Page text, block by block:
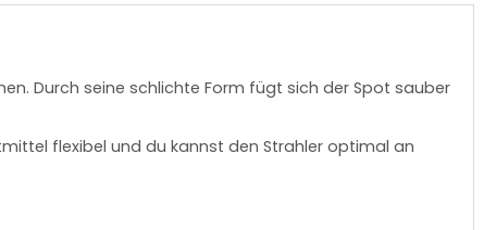
Durch seine schlichte Form fügt sich der Spot sauber
flexibel und du kannst den Strahler optimal an